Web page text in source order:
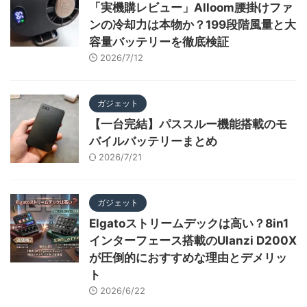
「実機購レビュー」Alloom腰掛けファ
ンの冷却力は本物か？199段階風量と大
容量バッテリーを徹底検証
2026/7/12
ガジェット
【一台完結】パススルー機能搭載のモ
バイルバッテリーまとめ
2026/7/21
ガジェット
Elgatoストリームデックは高い？8in1
インターフェース搭載のUlanzi D200X
が圧倒的におすすめな理由とデメリッ
ト
2026/6/22